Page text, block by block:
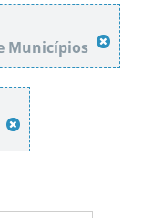
Municípios